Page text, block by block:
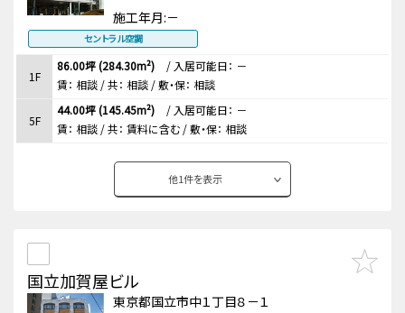
施工年月:－
セントラル空調
1F
86.00坪 (284.30m²) / 入居可能日： －
賃： 相談 / 共： 相談 / 敷・保： 相談
5F
44.00坪 (145.45m²) / 入居可能日： －
賃： 相談 / 共： 賃料に含む / 敷・保： 相談
他1件を表示
国立加賀屋ビル
東京都国立市中１丁目８－１